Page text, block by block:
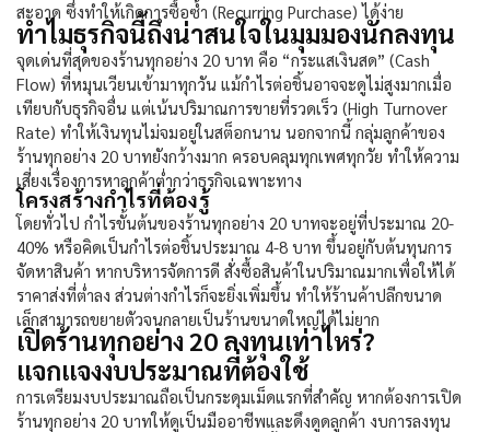
สะอาด ซึ่งทำให้เกิดการซื้อซ้ำ (Recurring Purchase) ได้ง่าย
ทำไมธุรกิจนี้ถึงน่าสนใจในมุมมองนักลงทุน
จุดเด่นที่สุดของร้านทุกอย่าง 20 บาท คือ “กระแสเงินสด” (Cash
Flow) ที่หมุนเวียนเข้ามาทุกวัน แม้กำไรต่อชิ้นอาจจะดูไม่สูงมากเมื่อ
เทียบกับธุรกิจอื่น แต่เน้นปริมาณการขายที่รวดเร็ว (High Turnover
Rate) ทำให้เงินทุนไม่จมอยู่ในสต็อกนาน นอกจากนี้ กลุ่มลูกค้าของ
ร้านทุกอย่าง 20 บาทยังกว้างมาก ครอบคลุมทุกเพศทุกวัย ทำให้ความ
เสี่ยงเรื่องการหาลูกค้าต่ำกว่าธุรกิจเฉพาะทาง
โครงสร้างกำไรที่ต้องรู้
โดยทั่วไป กำไรขั้นต้นของร้านทุกอย่าง 20 บาทจะอยู่ที่ประมาณ 20-
40% หรือคิดเป็นกำไรต่อชิ้นประมาณ 4-8 บาท ขึ้นอยู่กับต้นทุนการ
จัดหาสินค้า หากบริหารจัดการดี สั่งซื้อสินค้าในปริมาณมากเพื่อให้ได้
ราคาส่งที่ต่ำลง ส่วนต่างกำไรก็จะยิ่งเพิ่มขึ้น ทำให้ร้านค้าปลีกขนาด
เล็กสามารถขยายตัวจนกลายเป็นร้านขนาดใหญ่ได้ไม่ยาก
เปิดร้านทุกอย่าง 20 ลงทุนเท่าไหร่?
แจกแจงงบประมาณที่ต้องใช้
การเตรียมงบประมาณถือเป็นกระดุมเม็ดแรกที่สำคัญ หากต้องการเปิด
ร้านทุกอย่าง 20 บาทให้ดูเป็นมืออาชีพและดึงดูดลูกค้า งบการลงทุน